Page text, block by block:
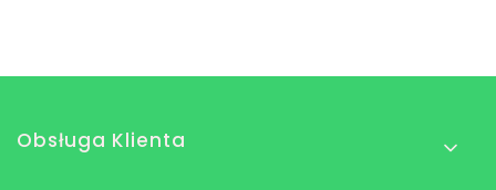
Linki w stopce
Obsługa Klienta